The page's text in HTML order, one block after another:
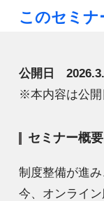
このセミナ
公開日
※本内容は公開
セミナー概要
制度整備が進
今、オンライ